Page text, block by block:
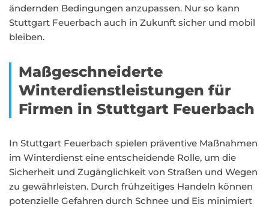
ändernden Bedingungen anzupassen. Nur so kann
Stuttgart Feuerbach auch in Zukunft sicher und mobil
bleiben.
Maßgeschneiderte
Winterdienstleistungen für
Firmen in Stuttgart Feuerbach
In Stuttgart Feuerbach spielen präventive Maßnahmen
im Winterdienst eine entscheidende Rolle, um die
Sicherheit und Zugänglichkeit von Straßen und Wegen
zu gewährleisten. Durch frühzeitiges Handeln können
potenzielle Gefahren durch Schnee und Eis minimiert